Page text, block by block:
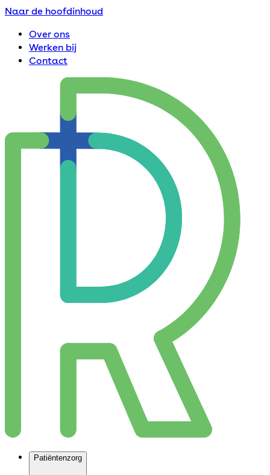
Naar de hoofdinhoud
Over ons
Werken bij
Contact
Patiëntenzorg